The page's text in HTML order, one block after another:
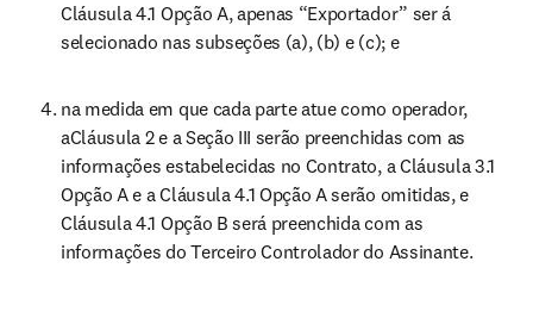
Cláusula 4.1 Opção A, apenas “Exportador” ser á
selecionado nas subseções (a), (b) e (c); e
na medida em que cada parte atue como operador,
aCláusula 2 e a Seção III serão preenchidas com as
informações estabelecidas no Contrato, a Cláusula 3.1
Opção A e a Cláusula 4.1 Opção A serão omitidas, e
Cláusula 4.1 Opção B será preenchida com as
informações do Terceiro Controlador do Assinante.